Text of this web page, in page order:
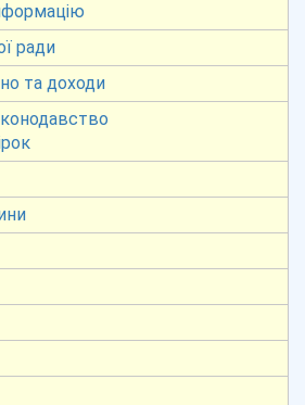
ради
та доходи